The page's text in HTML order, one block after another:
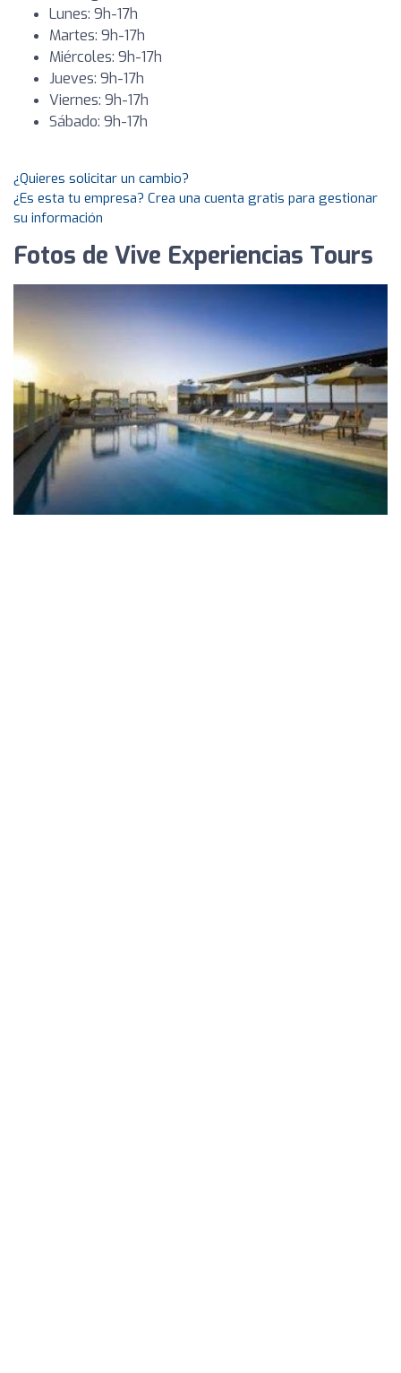
Lunes: 9h-17h
Martes: 9h-17h
Miércoles: 9h-17h
Jueves: 9h-17h
Viernes: 9h-17h
Sábado: 9h-17h
¿Quieres solicitar un cambio?
¿Es esta tu empresa? Crea una cuenta gratis para gestionar
su información
Fotos de Vive Experiencias Tours